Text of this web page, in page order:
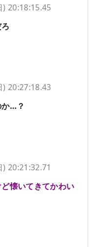
20:18:15.45
20:27:18.43
か…？
20:21:32.71
懐いてきてかわい